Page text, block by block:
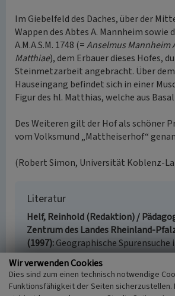
Im Giebelfeld des Daches, über der
Wappen des Abtes A. Mannheim sowie
A.M.A.S.M. 1748 (=Anselmus Mannheim
Matthiae), dem Erbauer dieses Hofes,
Steinmetzarbeit angebracht. Über
Hauseingang befindet sich in einer
Figur des hl. Matthias, welche aus
Des Weiteren gilt der Hof als schöner
vom Volksmund „Mattheiserhof“
(Robert Simon, Universität Koblenz-
Literatur
Helf, Reinhold (Redaktion) /
Zentrum des Landes Rheinland-
(1997) Geographische Spurensuche
Polch. S. 63-80, Bad Kreuznach.
Henkel, Karoline; Heyen, Franz-Josef
im Maifeld. Geschichte und
Wir verwenden Cookies
Dies sind zum einen technisch notwendige
Funktionsfähigkeit der Seiten sicherzustellen.